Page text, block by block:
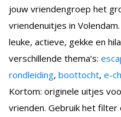
jouw vriendengroep het
vriendenuitjes in
leuke, actieve, gekke en
verschillende thema’s:
rondleiding, boottocht, e-
Kortom: originele uitjes
vrienden. Gebruik het filter